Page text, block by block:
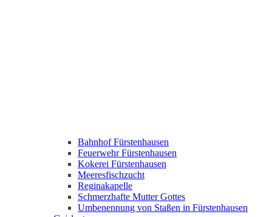
Bahnhof Fürstenhausen
Feuerwehr Fürstenhausen
Kokerei Fürstenhausen
Meeresfischzucht
Reginakapelle
Schmerzhafte Mutter Gottes
Umbenennung von Staßen in Fürstenhausen